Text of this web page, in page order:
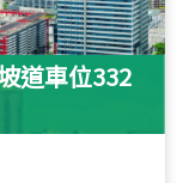
道車位332